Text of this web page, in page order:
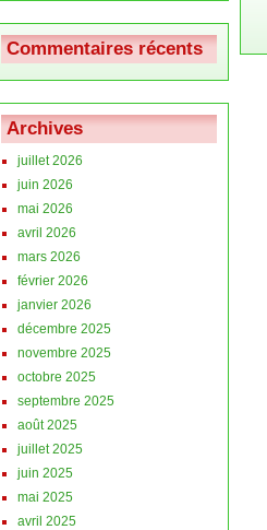
Commentaires récents
Archives
juillet 2026
juin 2026
mai 2026
avril 2026
mars 2026
février 2026
janvier 2026
décembre 2025
novembre 2025
octobre 2025
septembre 2025
août 2025
juillet 2025
juin 2025
mai 2025
avril 2025